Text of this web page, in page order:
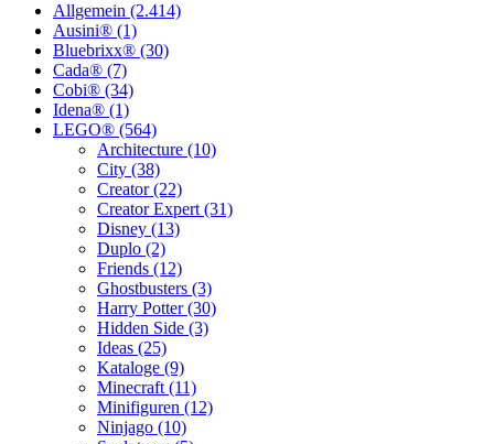
Allgemein (2.414)
Ausini® (1)
Bluebrixx® (30)
Cada® (7)
Cobi® (34)
Idena® (1)
LEGO® (564)
Architecture (10)
City (38)
Creator (22)
Creator Expert (31)
Disney (13)
Duplo (2)
Friends (12)
Ghostbusters (3)
Harry Potter (30)
Hidden Side (3)
Ideas (25)
Kataloge (9)
Minecraft (11)
Minifiguren (12)
Ninjago (10)